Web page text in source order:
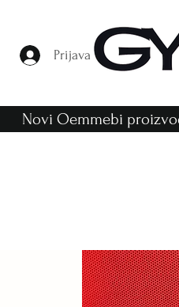
Prijava
Novi Oemmebi